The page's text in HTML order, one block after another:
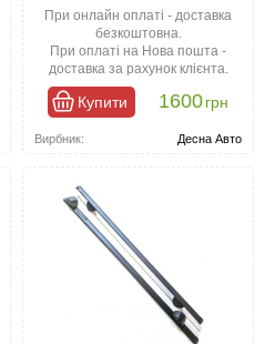
При онлайн оплаті - доставка
безкоштовна.
При оплаті на Нова пошта -
доставка за рахунок клієнта.
Купити 1600грн
Вирбник: Десна Авто